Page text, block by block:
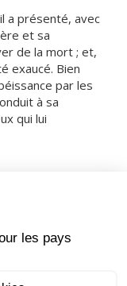
a présenté, avec
et sa
de la mort ; et,
exaucé. Bien
par les
à sa
qui lui
soient